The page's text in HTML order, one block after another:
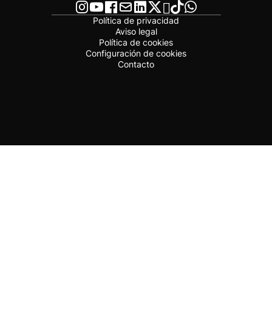
Política de privacidad
Aviso legal
Política de cookies
Configuración de cookies
Contacto